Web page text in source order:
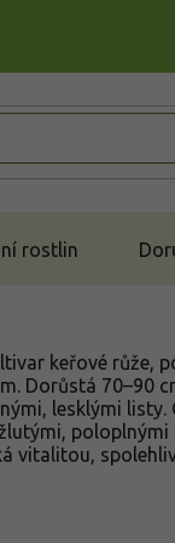
rostlin
keřové růže,
Dorůstá 70–90
lesklými
poloplnými
vitalitou,